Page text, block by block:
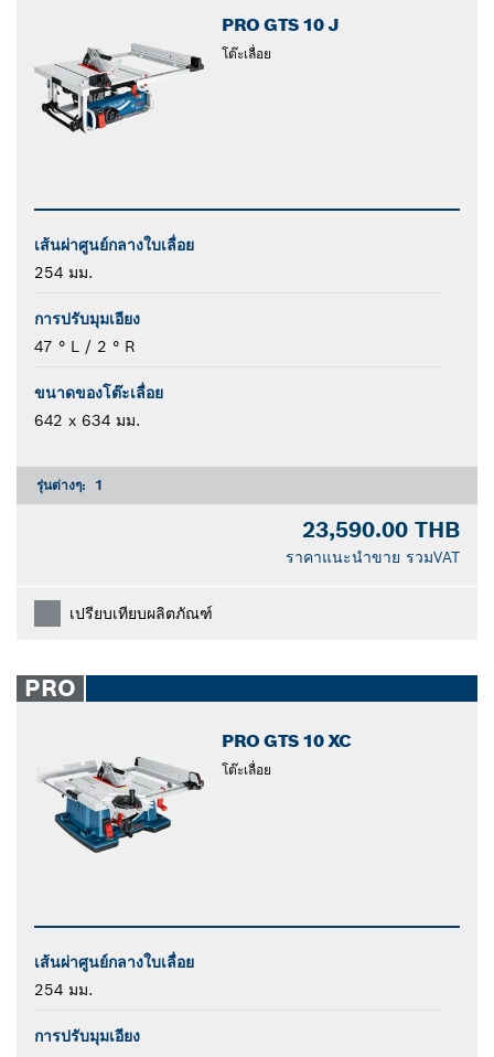
PRO GTS 10 J
โต๊ะเลื่อย
เส้นผ่าศูนย์กลางใบเลื่อย
254 มม.
การปรับมุมเอียง
47 ° L / 2 ° R
ขนาดของโต๊ะเลื่อย
642 x 634 มม.
รุ่นต่างๆ: 1
23,590.00 THB
ราคาแนะนำขาย รวมVAT
เปรียบเทียบผลิตภัณฑ์
PRO
PRO GTS 10 XC
โต๊ะเลื่อย
เส้นผ่าศูนย์กลางใบเลื่อย
254 มม.
การปรับมุมเอียง